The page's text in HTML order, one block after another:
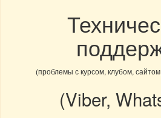
(проблемы с курсом, клубом,
(Viber,